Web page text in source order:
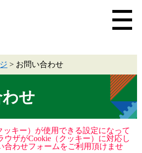
> お問い合わせ
せ
ッキー）が使用できる設定になって
ウザがCookie（クッキー）に対応し
合わせフォームをご利用頂けませ